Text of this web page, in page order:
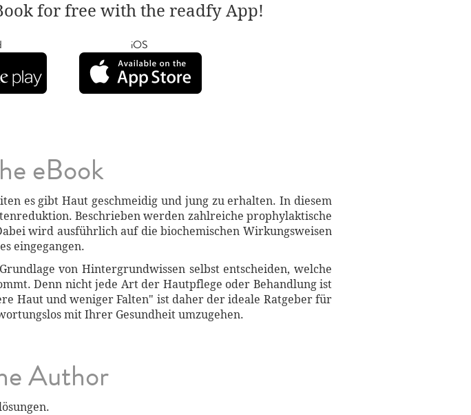
for free with the readfy App!
iOS
eBook
es gibt Haut geschmeidig und jung zu erhalten. In diesem
Beschrieben werden zahlreiche prophylaktische
wird ausführlich auf die biochemischen Wirkungsweisen
eingegangen.
von Hintergrundwissen selbst entscheiden, welche
Denn nicht jede Art der Hautpflege oder Behandlung ist
Haut und weniger Falten" ist daher der ideale Ratgeber für
mit Ihrer Gesundheit umzugehen.
Author